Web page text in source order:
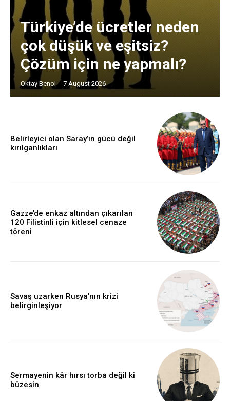
Türkiye’de ücretler neden
çok düşük ve eşitsiz?
Çözüm için ne yapmalı?
Oktay Benol - 7 August 2026
Belirleyici olan Saray’ın gücü değil
kırılganlıkları
Gazze’de enkaz altından çıkarılan
120 Filistinli için kitlesel cenaze
töreni
Savaş uzarken Rusya’nın krizi
belirginleşiyor
Sermayenin kâr hırsı torba değil ki
büzesin